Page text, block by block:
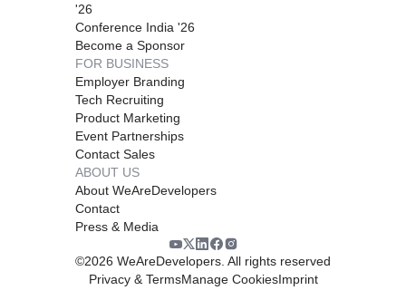
'26
Conference India '26
Become a Sponsor
FOR BUSINESS
Employer Branding
Tech Recruiting
Product Marketing
Event Partnerships
Contact Sales
ABOUT US
About WeAreDevelopers
Contact
Press & Media
©2026 WeAreDevelopers. All rights reserved
Privacy & TermsManage CookiesImprint